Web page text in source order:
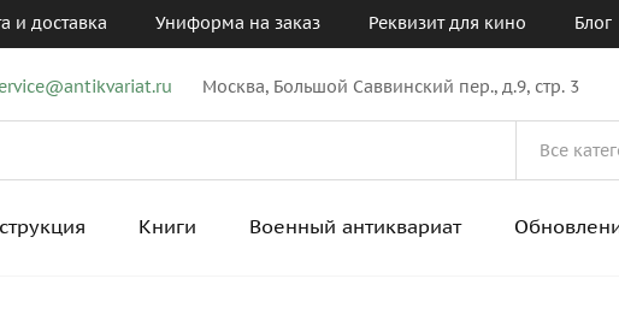
и доставка Униформа на заказ Реквизит для кино Блог
Москва, Большой Саввинский пер., д.9, стр. 3
Книги Военный антиквариат